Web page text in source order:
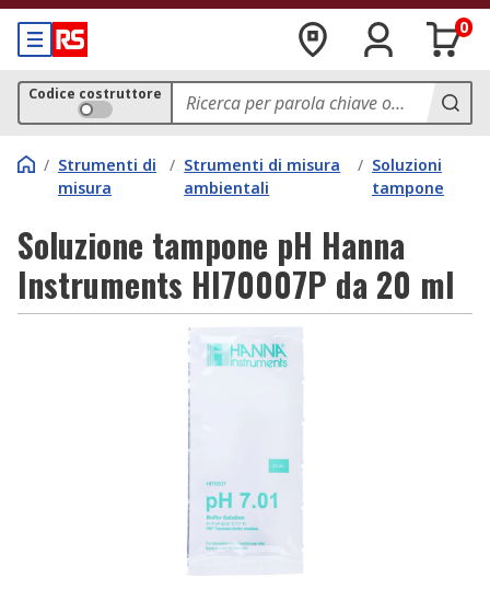
0
Codice costruttore
/ Strumenti di
misura
/ Strumenti di misura
ambientali
/ Soluzioni
tampone
Soluzione tampone pH Hanna
Instruments HI70007P da 20 ml